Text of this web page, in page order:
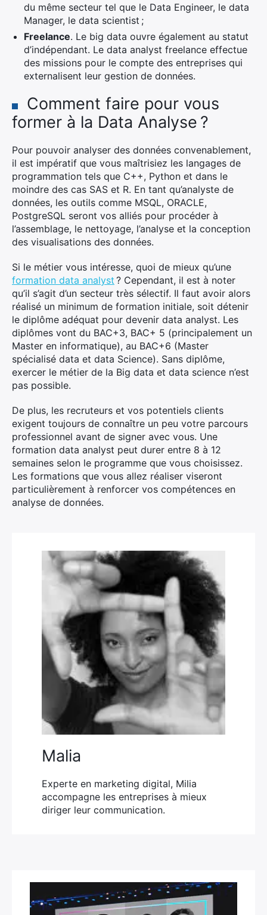
du même secteur tel que le Data Engineer, le data
Manager, le data scientist ;
Freelance. Le big data ouvre également au statut
d’indépendant. Le data analyst freelance effectue
des missions pour le compte des entreprises qui
externalisent leur gestion de données.
Comment faire pour vous
former à la Data Analyse ?
Pour pouvoir analyser des données convenablement,
il est impératif que vous maîtrisiez les langages de
programmation tels que C++, Python et dans le
moindre des cas SAS et R. En tant qu’analyste de
données, les outils comme MSQL, ORACLE,
PostgreSQL seront vos alliés pour procéder à
l’assemblage, le nettoyage, l’analyse et la conception
des visualisations des données.
Si le métier vous intéresse, quoi de mieux qu’une
formation data analyst ? Cependant, il est à noter
qu’il s’agit d’un secteur très sélectif. Il faut avoir alors
réalisé un minimum de formation initiale, soit détenir
le diplôme adéquat pour devenir data analyst. Les
diplômes vont du BAC+3, BAC+ 5 (principalement un
Master en informatique), au BAC+6 (Master
spécialisé data et data Science). Sans diplôme,
exercer le métier de la Big data et data science n’est
pas possible.
De plus, les recruteurs et vos potentiels clients
exigent toujours de connaître un peu votre parcours
professionnel avant de signer avec vous. Une
formation data analyst peut durer entre 8 à 12
semaines selon le programme que vous choisissez.
Les formations que vous allez réaliser viseront
particulièrement à renforcer vos compétences en
analyse de données.
Malia
Experte en marketing digital, Milia
accompagne les entreprises à mieux
diriger leur communication.